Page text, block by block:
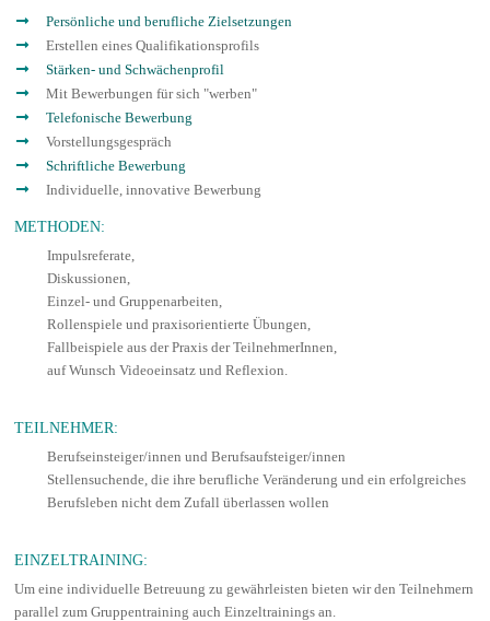
Persönliche und berufliche Zielsetzungen
Erstellen eines Qualifikationsprofils
Stärken- und Schwächenprofil
Mit Bewerbungen für sich "werben"
Telefonische Bewerbung
Vorstellungsgespräch
Schriftliche Bewerbung
Individuelle, innovative Bewerbung
METHODEN:
Impulsreferate,
Diskussionen,
Einzel- und Gruppenarbeiten,
Rollenspiele und praxisorientierte Übungen,
Fallbeispiele aus der Praxis der TeilnehmerInnen,
auf Wunsch Videoeinsatz und Reflexion.
TEILNEHMER:
Berufseinsteiger/innen und Berufsaufsteiger/innen
Stellensuchende, die ihre berufliche Veränderung und ein erfolgreiches
Berufsleben nicht dem Zufall überlassen wollen
EINZELTRAINING:
Um eine individuelle Betreuung zu gewährleisten bieten wir den Teilnehmern
parallel zum Gruppentraining auch Einzeltrainings an.